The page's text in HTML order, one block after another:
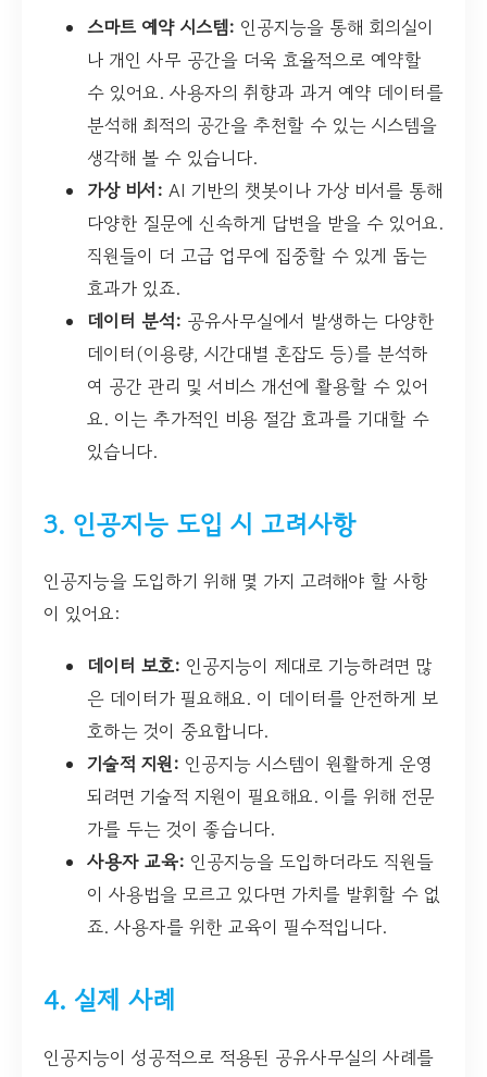
스마트 예약 시스템: 인공지능을 통해 회의실이
나 개인 사무 공간을 더욱 효율적으로 예약할
수 있어요. 사용자의 취향과 과거 예약 데이터를
분석해 최적의 공간을 추천할 수 있는 시스템을
생각해 볼 수 있습니다.
가상 비서: AI 기반의 챗봇이나 가상 비서를 통해
다양한 질문에 신속하게 답변을 받을 수 있어요.
직원들이 더 고급 업무에 집중할 수 있게 돕는
효과가 있죠.
데이터 분석: 공유사무실에서 발생하는 다양한
데이터(이용량, 시간대별 혼잡도 등)를 분석하
여 공간 관리 및 서비스 개선에 활용할 수 있어
요. 이는 추가적인 비용 절감 효과를 기대할 수
있습니다.
3. 인공지능 도입 시 고려사항
인공지능을 도입하기 위해 몇 가지 고려해야 할 사항
이 있어요:
데이터 보호: 인공지능이 제대로 기능하려면 많
은 데이터가 필요해요. 이 데이터를 안전하게 보
호하는 것이 중요합니다.
기술적 지원: 인공지능 시스템이 원활하게 운영
되려면 기술적 지원이 필요해요. 이를 위해 전문
가를 두는 것이 좋습니다.
사용자 교육: 인공지능을 도입하더라도 직원들
이 사용법을 모르고 있다면 가치를 발휘할 수 없
죠. 사용자를 위한 교육이 필수적입니다.
4. 실제 사례
인공지능이 성공적으로 적용된 공유사무실의 사례를